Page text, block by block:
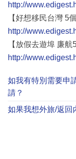
http://
【好想移民台灣 5
http://
【放假去遊埠 廉航
http://
如我有特別需要申
請？
如果我想外旅/返回